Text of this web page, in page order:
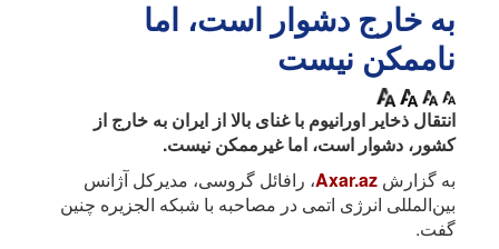
به خارج دشوار است، اما
ناممکن نیست
انتقال ذخایر اورانیوم با غنای بالا از ایران به خارج از
کشور، دشوار است، اما غیرممکن نیست.
به گزارش Axar.az، رافائل گروسی، مدیرکل آژانس
بین‌المللی انرژی اتمی در مصاحبه با شبکه الجزیره چنین
گفت.